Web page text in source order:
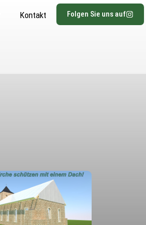
Kontakt Folgen Sie uns auf